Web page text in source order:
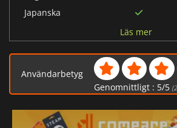
Japanska
kinesiska
Brasiliansk
Ryska
Läs mer
Användarbetyg
Genomnittligt : 5/5 (2